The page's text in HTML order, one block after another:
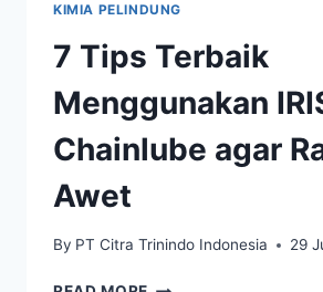
KIMIA PELINDUNG
7 Tips Terbaik
Menggunakan
Chainlube agar
Awet
By PT Citra Trinindo Indonesia 29